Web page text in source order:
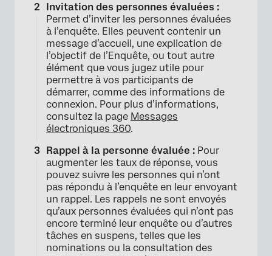
Invitation des personnes évaluées :
Permet d’inviter les personnes évaluées
à l’enquête. Elles peuvent contenir un
message d’accueil, une explication de
l’objectif de l’Enquête, ou tout autre
élément que vous jugez utile pour
permettre à vos participants de
démarrer, comme des informations de
connexion. Pour plus d’informations,
consultez la page Messages
électroniques 360.
Rappel à la personne évaluée : Pour
augmenter les taux de réponse, vous
pouvez suivre les personnes qui n’ont
pas répondu à l’enquête en leur envoyant
un rappel. Les rappels ne sont envoyés
qu’aux personnes évaluées qui n’ont pas
encore terminé leur enquête ou d’autres
tâches en suspens, telles que les
nominations ou la consultation des